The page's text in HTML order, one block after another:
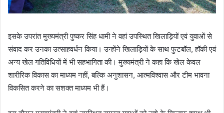
इसके उपरांत मुख्यमंत्री पुष्कर सिंह धामी ने वहां उपस्थित खिलाड़ियों एवं युवाओं से
संवाद कर उनका उत्साहवर्धन किया। उन्होंने खिलाड़ियों के साथ फुटबॉल, हॉकी एवं
अन्य खेल गतिविधियों में भी सहभागिता की। मुख्यमंत्री ने कहा कि खेल केवल
शारीरिक विकास का माध्यम नहीं, बल्कि अनुशासन, आत्मविश्वास और टीम भावना
विकसित करने का सशक्त माध्यम भी हैं।